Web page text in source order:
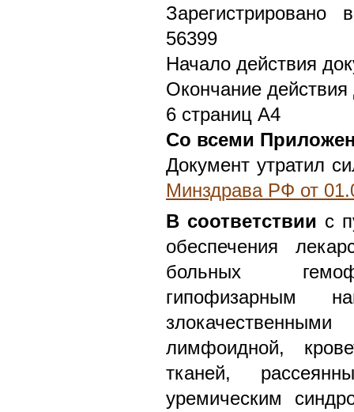
56399
Начало действия
Окончание
6 страниц А4
Со всеми
Документ утратил
Минздрава РФ от
В соответствии с
обеспечения
больных
гипофизарным
лимфоидной,
тканей,
уремическим